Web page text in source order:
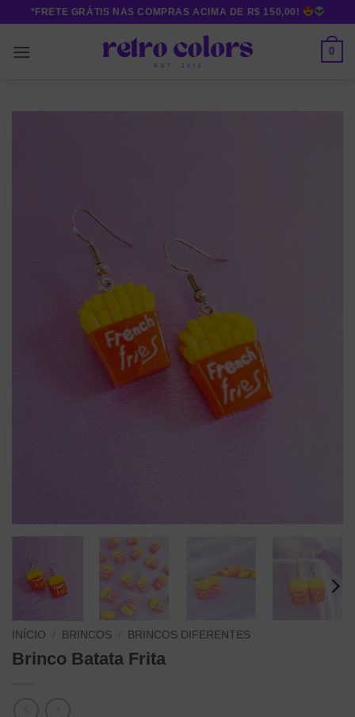
content
*FRETE GRÁTIS NAS COMPRAS ACIMA DE R$ 150,00!
0
INÍCIO BRINCOS BRINCOS DIFERENTES
Brinco Batata Frita